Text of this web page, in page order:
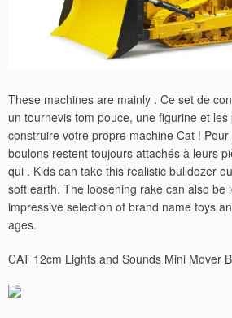
These machines are mainly . Ce set de
un tournevis tom pouce, une figurine et
construire votre propre machine Cat !
boulons restent toujours attachés à leurs
qui . Kids can take this realistic bulldozer
soft earth. The loosening rake can also be
impressive selection of brand name toys
ages.
CAT 12cm Lights and Sounds Mini Mover